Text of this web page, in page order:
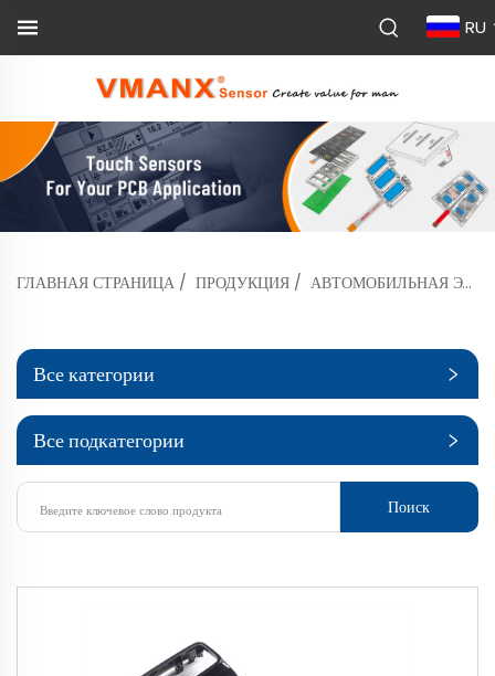
RU
ГЛАВНАЯ СТРАНИЦА / ПРОДУКЦИЯ / АВТОМОБИЛЬНАЯ ЭЛЕКТРОНИКА
Все категории
Все подкатегории
Поиск